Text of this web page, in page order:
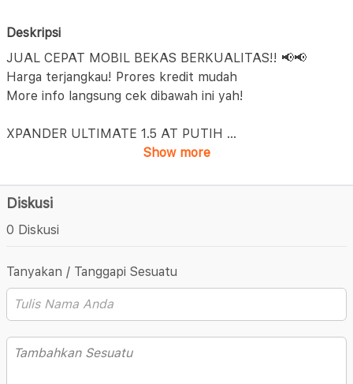
Deskripsi
JUAL CEPAT MOBIL BEKAS BERKUALITAS!! 📢📢
Harga terjangkau! Prores kredit mudah
More info langsung cek dibawah ini yah!
XPANDER ULTIMATE 1.5 AT PUTIH ...
Show more
Diskusi
0 Diskusi
Tanyakan / Tanggapi Sesuatu